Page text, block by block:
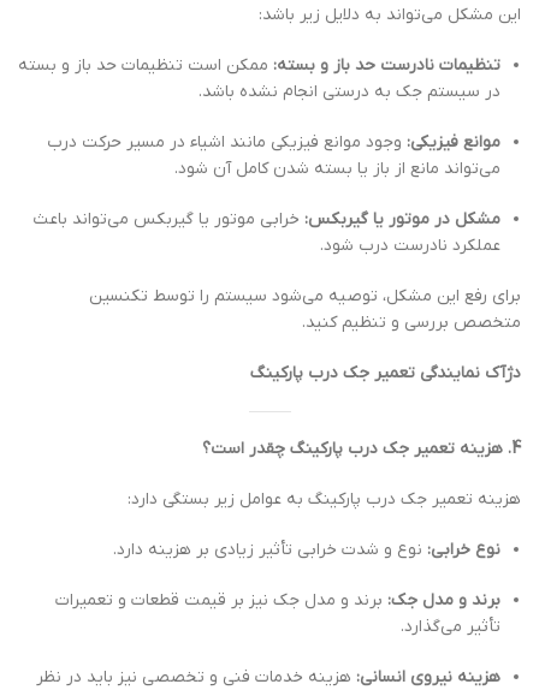
این مشکل می‌تواند به دلایل زیر باشد:
تنظیمات نادرست حد باز و بسته: ممکن است تنظیمات حد باز و بسته
در سیستم جک به درستی انجام نشده باشد.
موانع فیزیکی: وجود موانع فیزیکی مانند اشیاء در مسیر حرکت درب
می‌تواند مانع از باز یا بسته شدن کامل آن شود.
مشکل در موتور یا گیربکس: خرابی موتور یا گیربکس می‌تواند باعث
عملکرد نادرست درب شود.
برای رفع این مشکل، توصیه می‌شود سیستم را توسط تکنسین
متخصص بررسی و تنظیم کنید.
دژآک نمایندگی تعمیر جک درب پارکینگ
4. هزینه تعمیر جک درب پارکینگ چقدر است؟
هزینه تعمیر جک درب پارکینگ به عوامل زیر بستگی دارد:
نوع خرابی: نوع و شدت خرابی تأثیر زیادی بر هزینه دارد.
برند و مدل جک: برند و مدل جک نیز بر قیمت قطعات و تعمیرات
تأثیر می‌گذارد.
هزینه نیروی انسانی: هزینه خدمات فنی و تخصصی نیز باید در نظر